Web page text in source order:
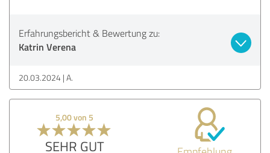
Erfahrungsbericht & Bewertung zu:
Katrin Verena
20.03.2024 A.
5,00 von 5
SEHR GUT